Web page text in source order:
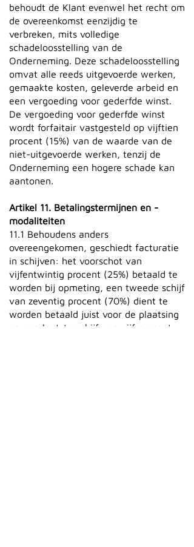
behoudt de Klant evenwel het recht om
de overeenkomst eenzijdig te
verbreken, mits volledige
schadeloosstelling van de
Onderneming. Deze schadeloosstelling
omvat alle reeds uitgevoerde werken,
gemaakte kosten, geleverde arbeid en
een vergoeding voor gederfde winst.
De vergoeding voor gederfde winst
wordt forfaitair vastgesteld op vijftien
procent (15%) van de waarde van de
niet-uitgevoerde werken, tenzij de
Onderneming een hogere schade kan
aantonen.
Artikel 11. Betalingstermijnen en -
modaliteiten
11.1 Behoudens anders
overeengekomen, geschiedt facturatie
in schijven: het voorschot van
vijfentwintig procent (25%) betaald te
worden bij opmeting, een tweede schijf
van zeventig procent (70%) dient te
worden betaald juist voor de plaatsing
en een laatste schijf van vijf procent